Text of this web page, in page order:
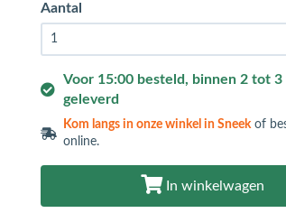
Aantal
Voor 15:00 besteld, binnen 2 tot
geleverd
Kom langs in onze winkel in Sneekof
online.
In winkelwagen